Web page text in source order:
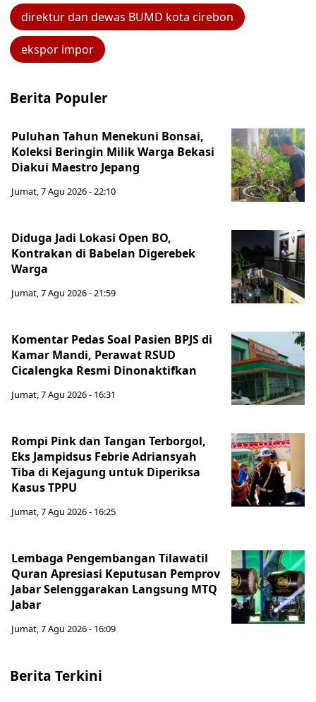
direktur dan dewas BUMD kota cirebon
ekspor impor
Berita Populer
Puluhan Tahun Menekuni Bonsai,
Koleksi Beringin Milik Warga Bekasi
Diakui Maestro Jepang
Jumat, 7 Agu 2026 - 22:10
Diduga Jadi Lokasi Open BO,
Kontrakan di Babelan Digerebek
Warga
Jumat, 7 Agu 2026 - 21:59
Komentar Pedas Soal Pasien BPJS di
Kamar Mandi, Perawat RSUD
Cicalengka Resmi Dinonaktifkan
Jumat, 7 Agu 2026 - 16:31
Rompi Pink dan Tangan Terborgol,
Eks Jampidsus Febrie Adriansyah
Tiba di Kejagung untuk Diperiksa
Kasus TPPU
Jumat, 7 Agu 2026 - 16:25
Lembaga Pengembangan Tilawatil
Quran Apresiasi Keputusan Pemprov
Jabar Selenggarakan Langsung MTQ
Jabar
Jumat, 7 Agu 2026 - 16:09
Berita Terkini